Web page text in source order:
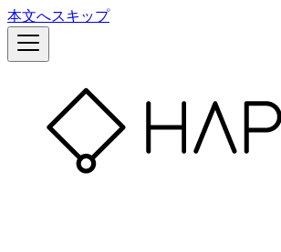
本文へスキップ